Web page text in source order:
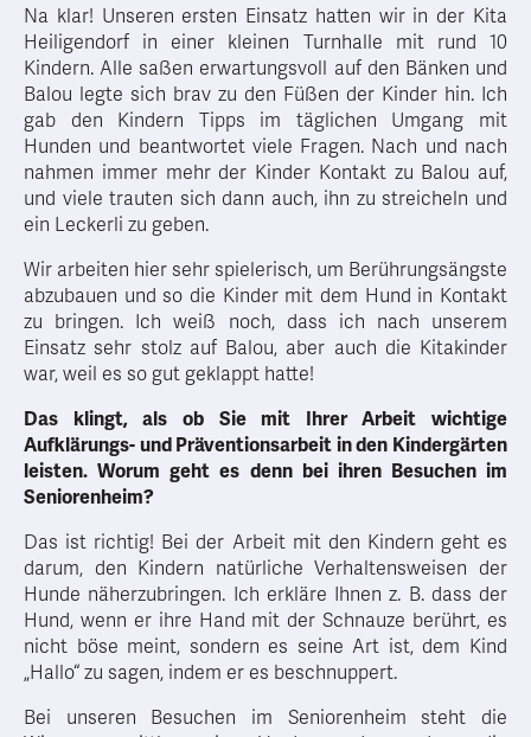
Na klar! Unseren ersten Einsatz hatten wir in der Kita
Heiligendorf in einer kleinen Turnhalle mit rund 10
Kindern. Alle saßen erwartungsvoll auf den Bänken und
Balou legte sich brav zu den Füßen der Kinder hin. Ich
gab den Kindern Tipps im täglichen Umgang mit
Hunden und beantwortet viele Fragen. Nach und nach
nahmen immer mehr der Kinder Kontakt zu Balou auf,
und viele trauten sich dann auch, ihn zu streicheln und
ein Leckerli zu geben.
Wir arbeiten hier sehr spielerisch, um Berührungsängste
abzubauen und so die Kinder mit dem Hund in Kontakt
zu bringen. Ich weiß noch, dass ich nach unserem
Einsatz sehr stolz auf Balou, aber auch die Kitakinder
war, weil es so gut geklappt hatte!
Das klingt, als ob Sie mit Ihrer Arbeit wichtige
Aufklärungs- und Präventionsarbeit in den Kindergärten
leisten. Worum geht es denn bei ihren Besuchen im
Seniorenheim?
Das ist richtig! Bei der Arbeit mit den Kindern geht es
darum, den Kindern natürliche Verhaltensweisen der
Hunde näherzubringen. Ich erkläre Ihnen z. B. dass der
Hund, wenn er ihre Hand mit der Schnauze berührt, es
nicht böse meint, sondern es seine Art ist, dem Kind
„Hallo“ zu sagen, indem er es beschnuppert.
Bei unseren Besuchen im Seniorenheim steht die